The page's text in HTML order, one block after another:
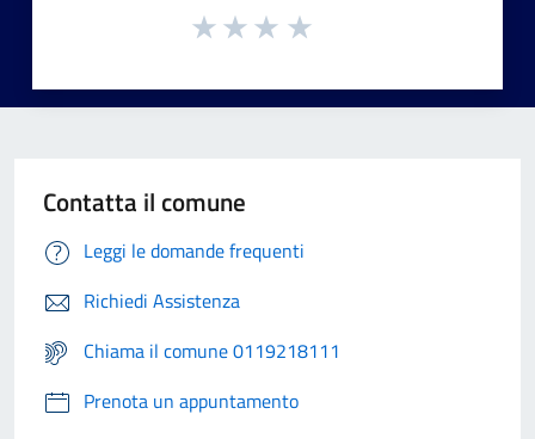
Contatta il comune
Leggi le domande frequenti
Richiedi Assistenza
Chiama il comune 0119218111
Prenota un appuntamento